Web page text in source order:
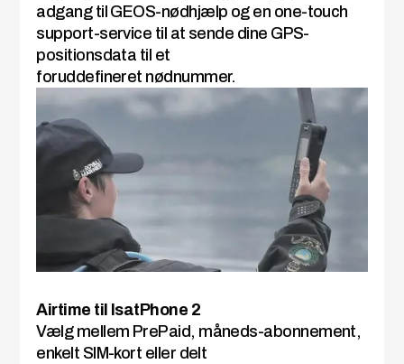
adgang til GEOS-nødhjælp og en one-touch
support-service til at sende dine GPS-
positionsdata til et
foruddefineret nødnummer.
Airtime til IsatPhone 2
Vælg mellem PrePaid, måneds-abonnement,
enkelt SIM-kort eller delt